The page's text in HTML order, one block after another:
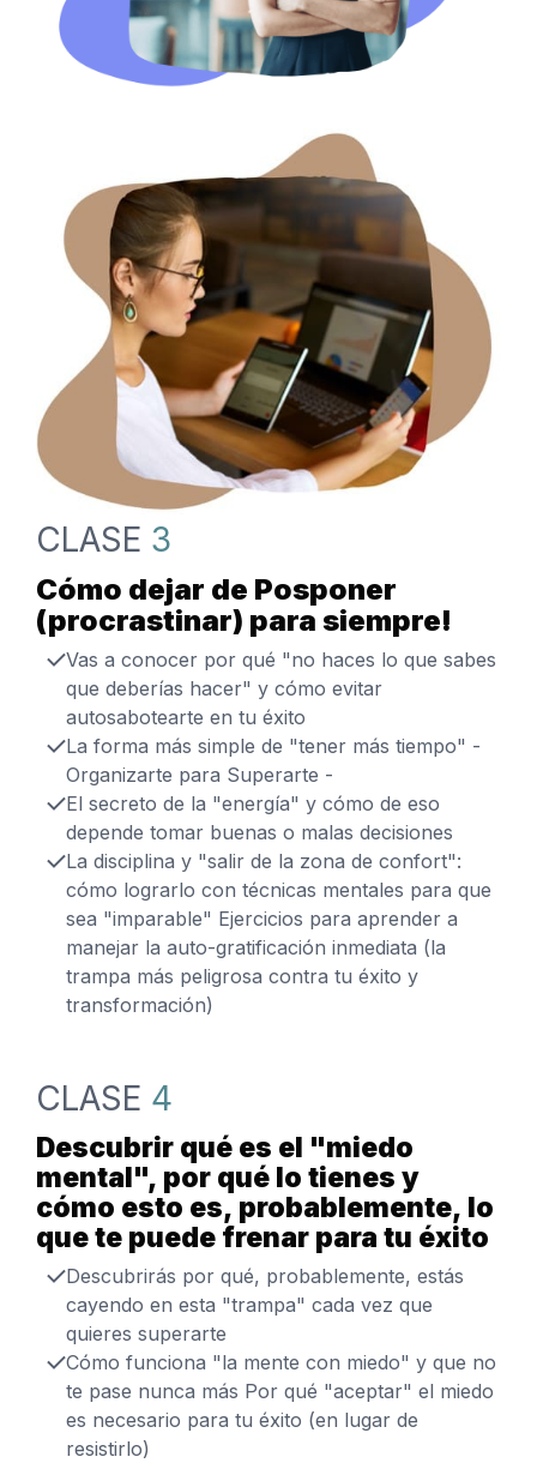
CLASE 3
Cómo dejar de Posponer
(procrastinar) para siempre!
Vas a conocer por qué "no haces lo que sabes
que deberías hacer" y cómo evitar
autosabotearte en tu éxito
La forma más simple de "tener más tiempo" -
Organizarte para Superarte -
El secreto de la "energía" y cómo de eso
depende tomar buenas o malas decisiones
La disciplina y "salir de la zona de confort":
cómo lograrlo con técnicas mentales para que
sea "imparable" Ejercicios para aprender a
manejar la auto-gratificación inmediata (la
trampa más peligrosa contra tu éxito y
transformación)
CLASE 4
Descubrir qué es el "miedo
mental", por qué lo tienes y
cómo esto es, probablemente, lo
que te puede frenar para tu éxito
Descubrirás por qué, probablemente, estás
cayendo en esta "trampa" cada vez que
quieres superarte
Cómo funciona "la mente con miedo" y que no
te pase nunca más Por qué "aceptar" el miedo
es necesario para tu éxito (en lugar de
resistirlo)